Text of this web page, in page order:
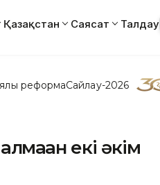
Қазақстан Саясат Талдау
реформаСайлау-2026
екі әкім